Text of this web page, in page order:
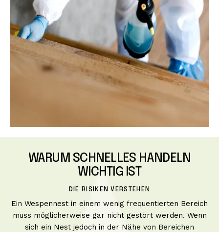
WARUM SCHNELLES HANDELN
WICHTIG IST
DIE RISIKEN VERSTEHEN
Ein Wespennest in einem wenig frequentierten Bereich
muss möglicherweise gar nicht gestört werden. Wenn
sich ein Nest jedoch in der Nähe von Bereichen